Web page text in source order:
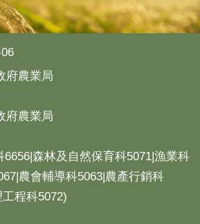
府農業局
府農業局
森林及自然保育科5071|漁業科
農會輔導科5063|農產行銷科
程科5072)